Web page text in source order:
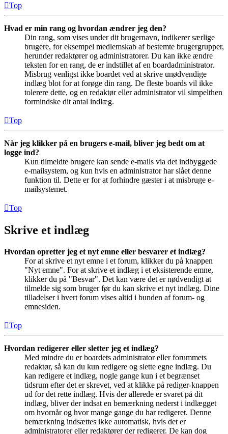
Top
Hvad er min rang og hvordan ændrer jeg den?
Din rang, som vises under dit brugernavn, indikerer særlige
brugere, for eksempel medlemskab af bestemte brugergrupper,
herunder redaktører og administratorer. Du kan ikke ændre
teksten for en rang, de er indstillet af en boardadministrator.
Misbrug venligst ikke boardet ved at skrive unødvendige
indlæg blot for at forøge din rang. De fleste boards vil ikke
tolerere dette, og en redaktør eller administrator vil simpelthen
formindske dit antal indlæg.
Top
Når jeg klikker på en brugers e-mail, bliver jeg bedt om at
logge ind?
Kun tilmeldte brugere kan sende e-mails via det indbyggede
e-mailsystem, og kun hvis en administrator har slået denne
funktion til. Dette er for at forhindre gæster i at misbruge e-
mailsystemet.
Top
Skrive et indlæg
Hvordan opretter jeg et nyt emne eller besvarer et indlæg?
For at skrive et nyt emne i et forum, klikker du på knappen
"Nyt emne". For at skrive et indlæg i et eksisterende emne,
klikker du på "Besvar". Det kan være det er nødvendigt at
tilmelde sig som bruger før du kan skrive et nyt indlæg. Dine
tilladelser i hvert forum vises altid i bunden af forum- og
emnesiden.
Top
Hvordan redigerer eller sletter jeg et indlæg?
Med mindre du er boardets administrator eller forummets
redaktør, så kan du kun redigere og slette egne indlæg. Du
kan redigere et indlæg, nogle gange kun i et begrænset
tidsrum efter det er skrevet, ved at klikke på rediger-knappen
ud for det rette indlæg. Hvis der allerede er svaret på dit
indlæg, bliver der indsat en bemærkning nederst i indlægget
om hvornår og hvor mange gange du har redigeret. Denne
bemærkning indsættes ikke automatisk, hvis det er
administratorer eller redaktører der redigerer. De kan dog